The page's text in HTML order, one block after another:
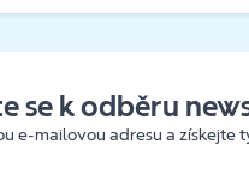
se k odběru
e-mailovou adresu a získejte